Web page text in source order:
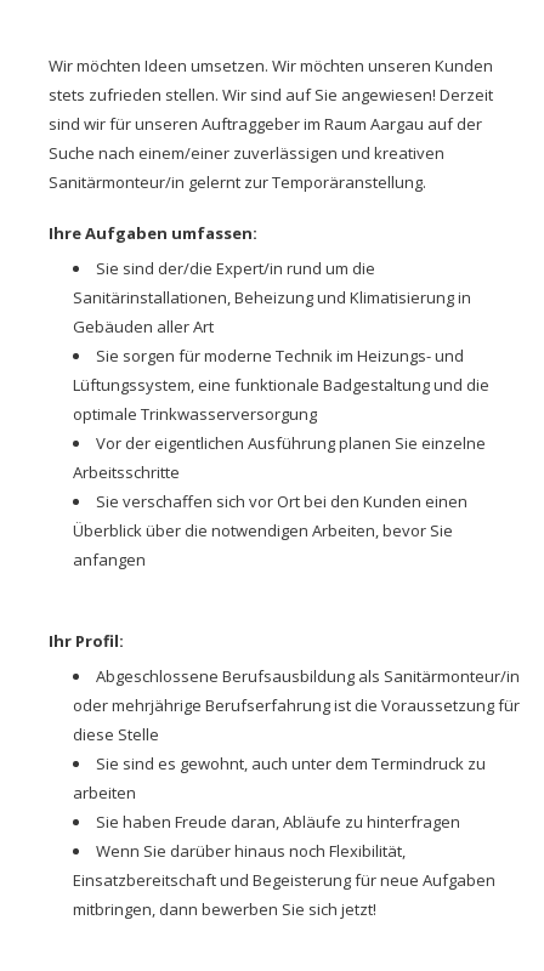
Wir möchten Ideen umsetzen. Wir möchten unseren Kunden
stets zufrieden stellen. Wir sind auf Sie angewiesen! Derzeit
sind wir für unseren Auftraggeber im Raum Aargau auf der
Suche nach einem/einer zuverlässigen und kreativen
Sanitärmonteur/in gelernt zur Temporäranstellung.
Ihre Aufgaben umfassen:
Sie sind der/die Expert/in rund um die
Sanitärinstallationen, Beheizung und Klimatisierung in
Gebäuden aller Art
Sie sorgen für moderne Technik im Heizungs- und
Lüftungssystem, eine funktionale Badgestaltung und die
optimale Trinkwasserversorgung
Vor der eigentlichen Ausführung planen Sie einzelne
Arbeitsschritte
Sie verschaffen sich vor Ort bei den Kunden einen
Überblick über die notwendigen Arbeiten, bevor Sie
anfangen
Ihr Profil:
Abgeschlossene Berufsausbildung als Sanitärmonteur/in
oder mehrjährige Berufserfahrung ist die Voraussetzung für
diese Stelle
Sie sind es gewohnt, auch unter dem Termindruck zu
arbeiten
Sie haben Freude daran, Abläufe zu hinterfragen
Wenn Sie darüber hinaus noch Flexibilität,
Einsatzbereitschaft und Begeisterung für neue Aufgaben
mitbringen, dann bewerben Sie sich jetzt!